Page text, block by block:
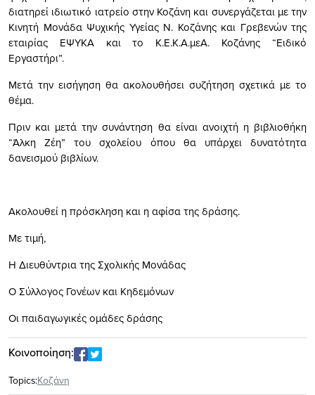
διατηρεί ιδιωτικό ιατρείο στην Κοζάνη και συνεργάζεται με την
Κινητή Μονάδα Ψυχικής Υγείας Ν. Κοζάνης και Γρεβενών της
εταιρίας ΕΨΥΚΑ και το Κ.Ε.Κ.Α.μεΑ. Κοζάνης “Ειδικό
Εργαστήρι”.
Μετά την εισήγηση θα ακολουθήσει συζήτηση σχετικά με το
θέμα.
Πριν και μετά την συνάντηση θα είναι ανοιχτή η βιβλιοθήκη
“Άλκη Ζέη” του σχολείου όπου θα υπάρχει δυνατότητα
δανεισμού βιβλίων.
Ακολουθεί η πρόσκληση και η αφίσα της δράσης.
Με τιμή,
Η Διευθύντρια της Σχολικής Μονάδας
Ο Σύλλογος Γονέων και Κηδεμόνων
Οι παιδαγωγικές ομάδες δράσης
Κοινοποίηση:
Topics:Κοζάνη